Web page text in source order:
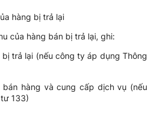
hàng bị trả lại
của hàng bán bị trả lại, ghi:
bị trả lại (nếu công ty áp dụng Thông
bán hàng và cung cấp dịch vụ (nếu
133)